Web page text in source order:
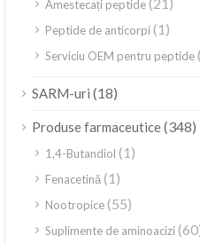
Amestecați peptide
Peptide de anticorpi(1)
Serviciu OEM pentru peptide
SARM-uri (18)
Produse farmaceutice(348)
1,4-Butandiol (1)
Fenacetină(1)
Nootropice(55)
Suplimente de aminoacizi